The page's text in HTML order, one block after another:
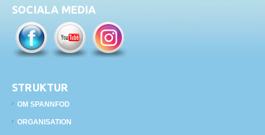
SOCIALA MEDIA
STRUKTUR
OM SPANNFOD
ORGANISATION